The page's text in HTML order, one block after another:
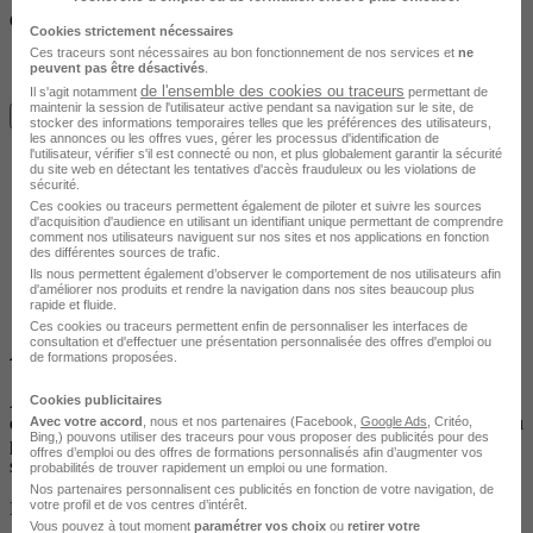
Ce qu'ils pensent de cette formation
Je m'informe gratuitement
Centre
À propos du centre Culture et Formation
Avec plus de40 années d’expertise
école privée d’enseignement à distance spécialisée dans le secteur du
paramédical, de la petite enfance, du social , de la beauté, de la
santé animale ou encore de la sécurité.
Plus de 300 000 élèves lui ont fait confiance !
Cookies strictement nécessaires
Ces traceurs sont nécessaires au bon fonctionnement de nos services et ne
peuvent pas être désactivés
Il s'agit notamment de l'ensemble des cookies ou traceurs permettant de
maintenir la session de l'utilisateur active pendant sa navigation sur le site, de
stocker des informations temporaires telles que les préférences des utilisateurs,
les annonces ou les offres vues, gérer les processus d'identification de
l'utilisateur, vérifier s'il est connecté ou non, et plus globalement garantir la sécurité
du site web en détectant les tentatives d'accès frauduleux ou les violations de
sécurité.
Ces cookies ou traceurs permettent également de piloter et suivre les sources
d'acquisition d'audience en utilisant un identifiant unique permettant de comprendre
comment nos utilisateurs naviguent sur nos sites et nos applications en fonction
des différentes sources de trafic.
Ils nous permettent également d’observer le comportement de nos utilisateurs afin
d'améliorer nos produits et rendre la navigation dans nos sites beaucoup plus
rapide et fluide.
Ces cookies ou traceurs permettent enfin de personnaliser les interfaces de
consultation et d'effectuer une présentation personnalisée des offres d'emploi ou
de formations proposées.
Cookies publicitaires
Avec votre accord , nous et nos partenaires (Facebook, Google Ads , Critéo,
Bing,) pouvons utiliser des traceurs pour vous proposer des publicités pour des
offres d’emploi ou des offres de formations personnalisés afin d’augmenter vos
probabilités de trouver rapidement un emploi ou une formation.
Nos partenaires personnalisent ces publicités en fonction de votre navigation, de
votre profil et de vos centres d’intérêt.
Vous pouvez à tout moment paramétrer vos choix ou retirer votre